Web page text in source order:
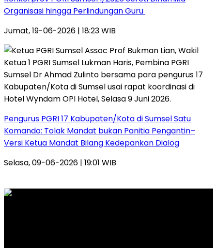
Organisasi hingga Perlindungan Guru ‎
Jumat, 19-06-2026 | 18:23 WIB
Pengurus PGRI 17 Kabupaten/Kota di Sumsel Satu
Komando: Tolak Mandat bukan Panitia Pengantin–
Versi Ketua Mandat Bilang Kedepankan Dialog
Selasa, 09-06-2026 | 19:01 WIB